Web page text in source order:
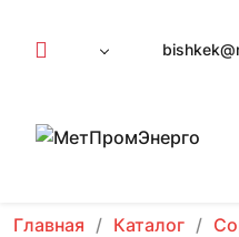
Главная Каталог